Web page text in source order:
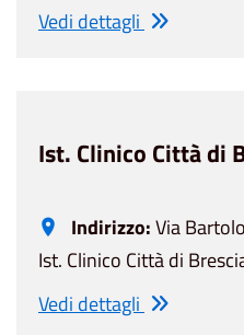
Vedi dettagli
Ist. Clinico Città di
Indirizzo:Via
Ist. Clinico Città di
Vedi dettagli